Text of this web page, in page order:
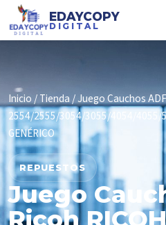
EDAYCOPY
DIGITAL
Inicio /Tienda / Juego Cauchos
2554/2555/3054/3055/4054/4055/
GENÉRICO
REPUESTOS
Juego
Ricoh